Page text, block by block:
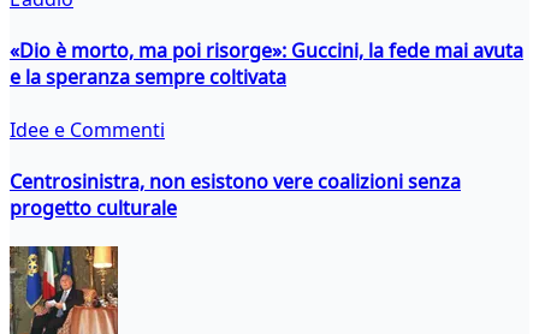
«Dio è morto, ma poi risorge»: Guccini, la fede mai avuta
e la speranza sempre coltivata
Idee e Commenti
Centrosinistra, non esistono vere coalizioni senza
progetto culturale